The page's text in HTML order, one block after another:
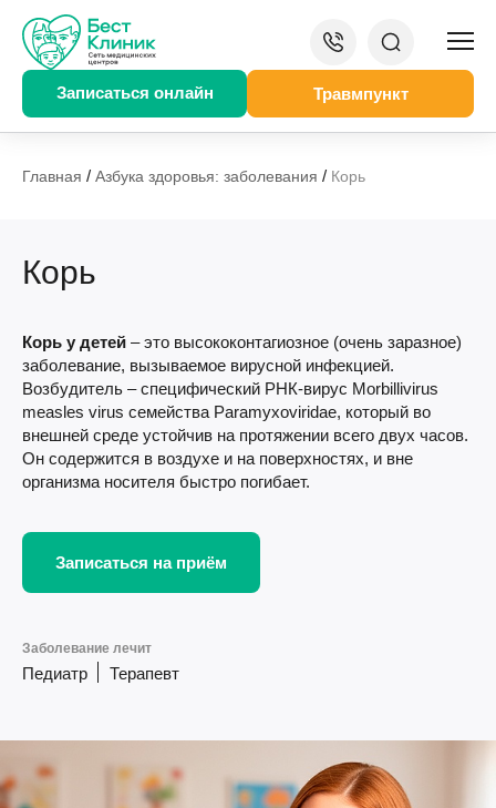
Записаться онлайн Травмпункт
Главная / Азбука здоровья: заболевания / Корь
Корь
Корь у детей – это высококонтагиозное (очень заразное)
заболевание, вызываемое вирусной инфекцией.
Возбудитель – специфический РНК-вирус Morbillivirus
measles virus семейства Paramyxoviridae, который во
внешней среде устойчив на протяжении всего двух часов.
Он содержится в воздухе и на поверхностях, и вне
организма носителя быстро погибает.
Записаться на приём
Заболевание лечит
Педиатр Терапевт